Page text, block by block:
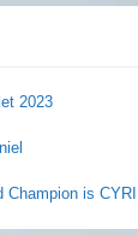
2023
Champion is